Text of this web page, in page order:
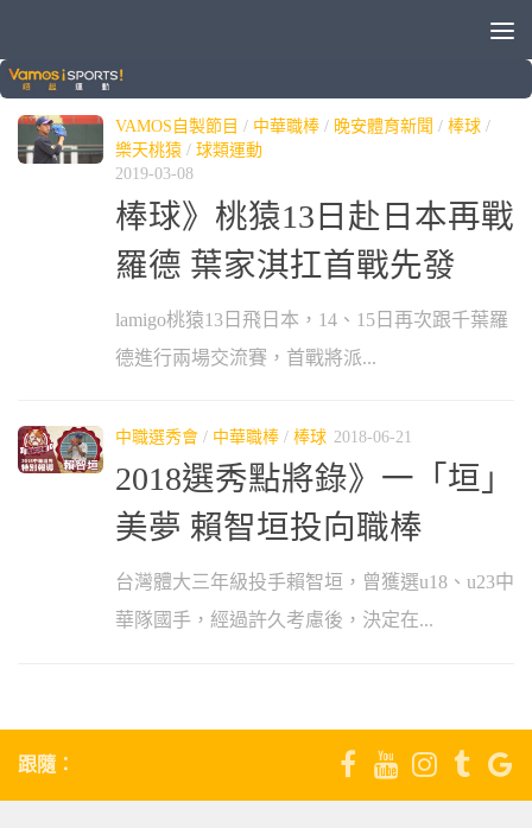
標籤：賴智垣
VAMOS自製節目 / 中華職棒 / 晚安體育新聞 / 棒球 /
樂天桃猿 / 球類運動
2019-03-08
棒球》桃猿13日赴日本再戰
羅德 葉家淇扛首戰先發
lamigo桃猿13日飛日本，14、15日再次跟千葉羅
德進行兩場交流賽，首戰將派...
中職選秀會 / 中華職棒 / 棒球 2018-06-21
2018選秀點將錄》一「垣」
美夢 賴智垣投向職棒
台灣體大三年級投手賴智垣，曾獲選u18、u23中
華隊國手，經過許久考慮後，決定在...
跟隨：